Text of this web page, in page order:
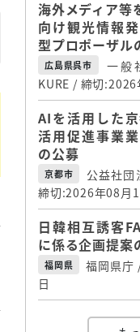
海外メディア等
向け観光情報
型プロポーザル
広島県呉市
一般
KURE / 締切
AIを活用した
活用促進事業
の公募
京都市
公益社
締切:2026年08月
日韓相互誘客
に係る企画提案
福岡県
福岡県庁
日